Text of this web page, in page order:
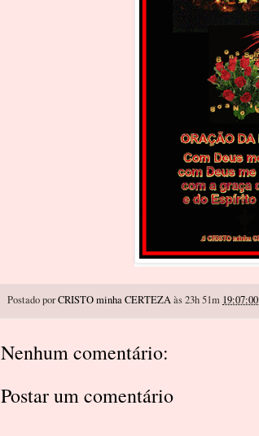
Postado porCRISTO minha CERTEZAàs 23h 51m 19:07:00
Nenhum comentário:
Postar um comentário